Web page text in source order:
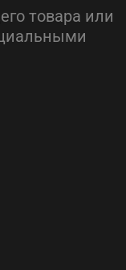
товара или